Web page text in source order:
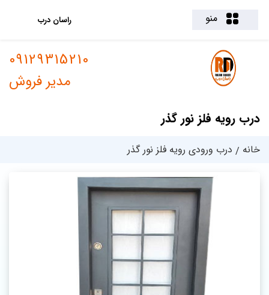
منو راسان درب
درب رویه فلز نور گذر
09129315210
مدیر فروش
خانه درب ورودی رویه فلز نور گذر